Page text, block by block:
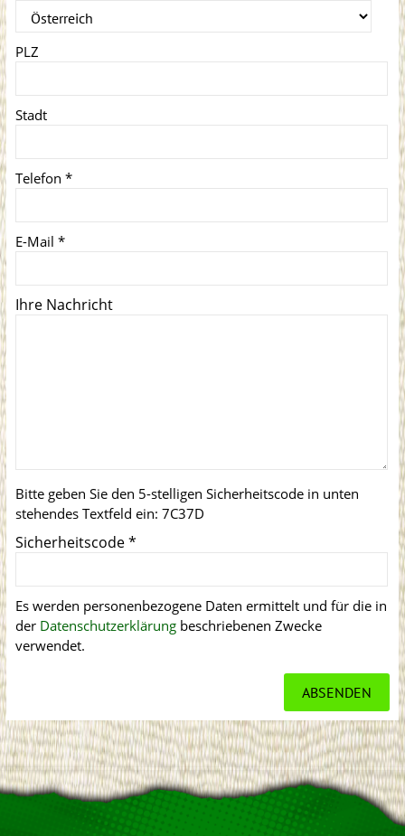
PLZ
Stadt
Telefon *
E-Mail *
Ihre Nachricht
Bitte geben Sie den 5-stelligen Sicherheitscode in unten
stehendes Textfeld ein: 7C37D
Sicherheitscode*
Es werden personenbezogene Daten ermittelt und für die in
der Datenschutzerklärungbeschriebenen Zwecke
verwendet.